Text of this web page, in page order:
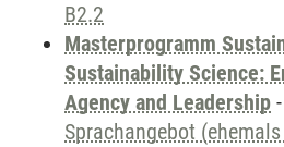
B2.2
Masterprogramm
Sustainability Science:
Agency and Leadership -
Sprachangebot